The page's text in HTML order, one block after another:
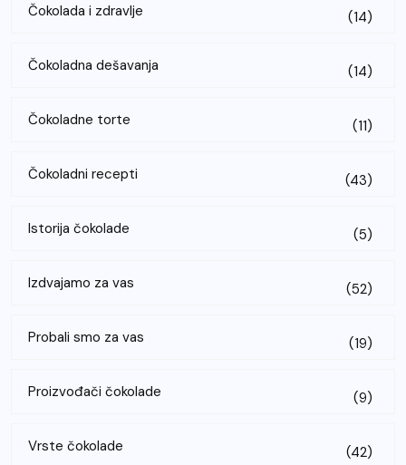
Čokolada i zdravlje (14)
Čokoladna dešavanja (14)
Čokoladne torte (11)
Čokoladni recepti (43)
Istorija čokolade (5)
Izdvajamo za vas (52)
Probali smo za vas (19)
Proizvođači čokolade (9)
Vrste čokolade (42)